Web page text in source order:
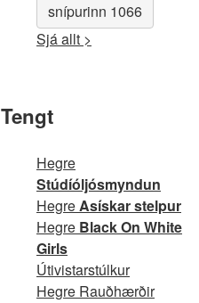
snípurinn 1066
Sjá allt >
Tengt
Hegre
Stúdíóljósmyndun
HegreAsískar stelpur
Hegre Black On White
Girls
Útivistarstúlkur
Hegre Rauðhærðir